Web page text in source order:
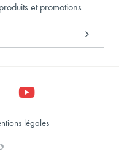
et promotions
légales